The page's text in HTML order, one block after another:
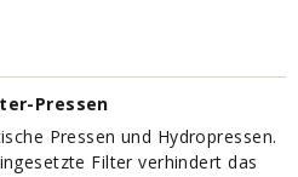
Pressen
Pressen und Hydropressen.
Filter verhindert das